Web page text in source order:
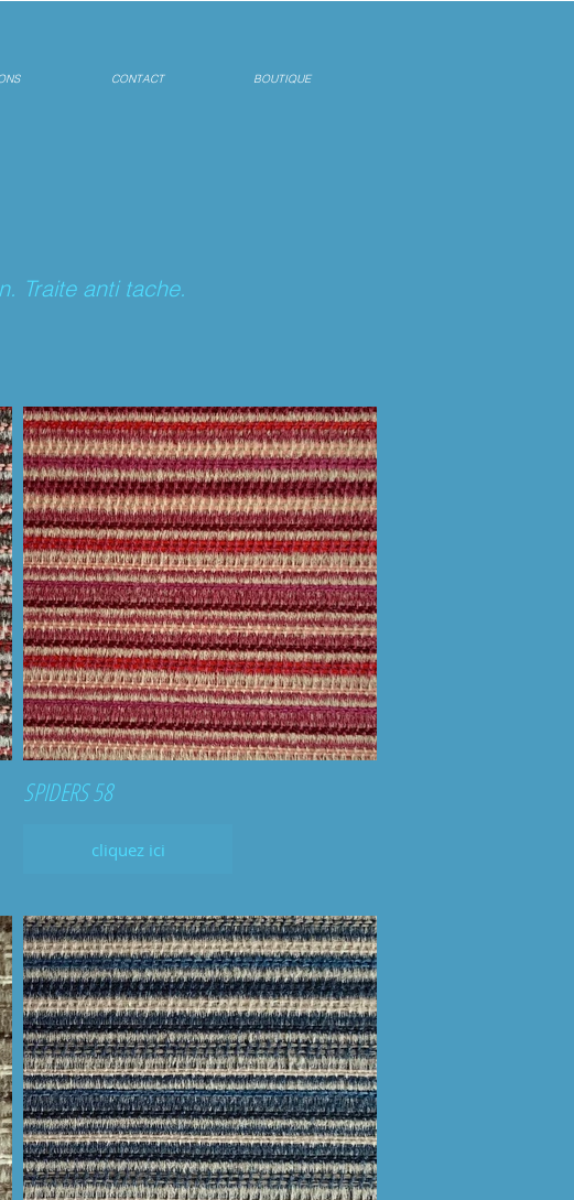
CONTACT BOUTIQUE
Traite anti tache.
SPIDERS 58
cliquez ici